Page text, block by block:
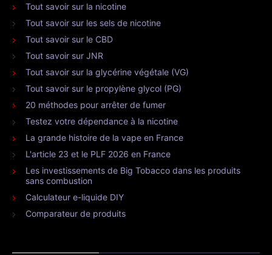
Tout savoir sur la nicotine
Tout savoir sur les sels de nicotine
Tout savoir sur le CBD
Tout savoir sur JNR
Tout savoir sur la glycérine végétale (VG)
Tout savoir sur le propylène glycol (PG)
20 méthodes pour arrêter de fumer
Testez votre dépendance à la nicotine
La grande histoire de la vape en France
L'article 23 et le PLF 2026 en France
Les investissements de Big Tobacco dans les produits
sans combustion
Calculateur e-liquide DIY
Comparateur de produits